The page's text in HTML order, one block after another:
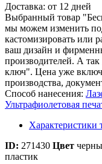
Доставка: от 12 дней
Выбранный товар
мы можем изменить
кастомизировать или
ваш дизайн и
производителей. А
ключ". Цена уже
производства,
Способ нанесения:
Ультрафиолетовая
Характеристики
ID: 271430 Цвет
пластик